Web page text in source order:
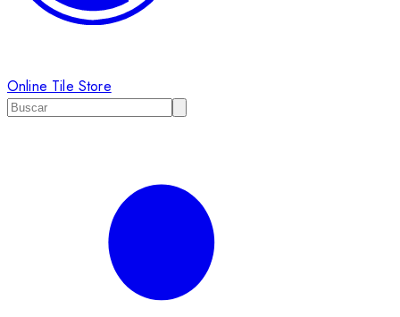
Online Tile Store